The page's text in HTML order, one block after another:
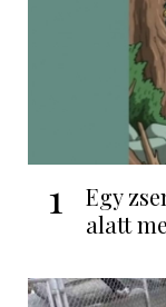
1
Egy
alatt